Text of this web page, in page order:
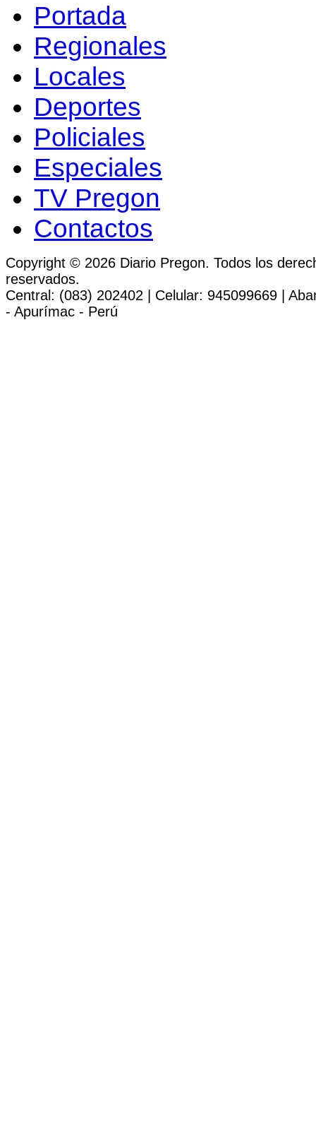
Portada
Regionales
Locales
Deportes
Policiales
Especiales
TV Pregon
Contactos
Copyright © 2026 Diario Pregon. Todos los
reservados.
Central: (083) 202402 | Celular: 945099669 |
- Apurímac - Perú